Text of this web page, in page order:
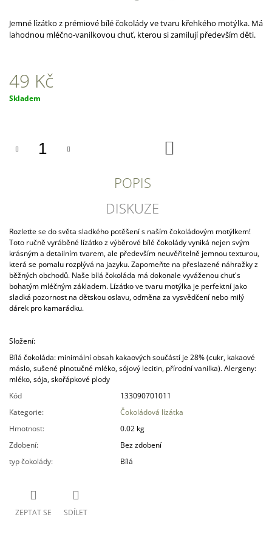
Jemné lízátko z prémiové bílé čokolády ve tvaru křehkého motýlka. Má
lahodnou mléčno-vanilkovou chuť, kterou si zamilují především děti.
49 Kč
Měrná
Skladem
POPIS
DISKUZE
Rozleťte se do světa sladkého potěšení s naším čokoládovým motýlkem!
Toto ručně vyráběné lízátko z výběrové bílé čokolády vyniká nejen svým
krásným a detailním tvarem, ale především neuvěřitelně jemnou texturou,
která se pomalu rozplývá na jazyku. Zapomeňte na přeslazené náhražky z
běžných obchodů. Naše bílá čokoláda má dokonale vyváženou chuť s
bohatým mléčným základem. Lízátko ve tvaru motýlka je perfektní jako
sladká pozornost na dětskou oslavu, odměna za vysvědčení nebo milý
dárek pro kamarádku.
Složení:
Bílá čokoláda: minimální obsah kakaových součástí je 28% (cukr, kakaové
máslo, sušené plnotučné mléko, sójový lecitin, přírodní vanilka). Alergeny:
mléko, sója, skořápkové plody
Kód
133090701011
Kategorie:
Čokoládová lízátka
Hmotnost:
0.02 kg
Zdobení:
Bez zdobení
typ čokolády: Bílá
ZEPTAT SE SDÍLET
J
?
O
R
U
Č
U
J
E
M
VIŠNĚ
V
64
%
HOŘKÉ
ČOKOLÁDĚ
149
Kč